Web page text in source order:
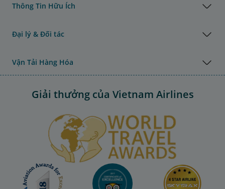
Thông Tin Hữu Ích
Đại lý & Đối tác
Vận Tải Hàng Hóa
Giải thưởng của Vietnam Airlines